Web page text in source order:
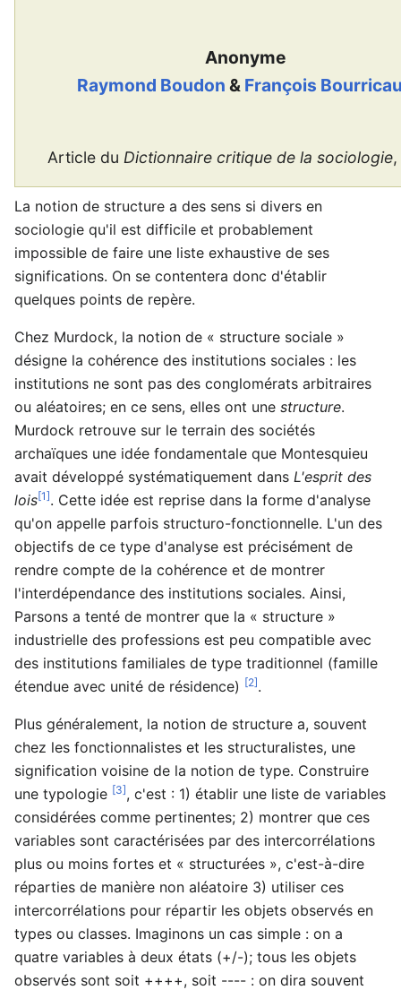
Anonyme
Raymond Boudon & François
Article duDictionnaire critique de la sociologie
La notion de structure a des sens si divers en
sociologie qu'il est difficile et probablement
impossible de faire une liste exhaustive de ses
significations. On se contentera donc d'établir
quelques points de repère.
Chez Murdock, la notion de « structure sociale »
désigne la cohérence des institutions sociales : les
institutions ne sont pas des conglomérats arbitraires
ou aléatoires; en ce sens, elles ont une structure.
Murdock retrouve sur le terrain des sociétés
archaïques une idée fondamentale que Montesquieu
avait développé systématiquement dans L'esprit des
lois[1]. Cette idée est reprise dans la forme d'analyse
qu'on appelle parfois structuro-fonctionnelle. L'un des
objectifs de ce type d'analyse est précisément de
rendre compte de la cohérence et de montrer
l'interdépendance des institutions sociales. Ainsi,
Parsons a tenté de montrer que la « structure »
industrielle des professions est peu compatible avec
des institutions familiales de type traditionnel (famille
étendue avec unité de résidence) [2].
Plus généralement, la notion de structure a, souvent
chez les fonctionnalistes et les structuralistes, une
signification voisine de la notion de type. Construire
une typologie [3], c'est : 1) établir une liste de variables
considérées comme pertinentes; 2) montrer que ces
variables sont caractérisées par des intercorrélations
plus ou moins fortes et « structurées », c'est-à-dire
réparties de manière non aléatoire 3) utiliser ces
intercorrélations pour répartir les objets observés en
types ou classes. Imaginons un cas simple : on a
quatre variables à deux états (+/-); tous les objets
observés sont soit ++++, soit ---- : on dira souvent